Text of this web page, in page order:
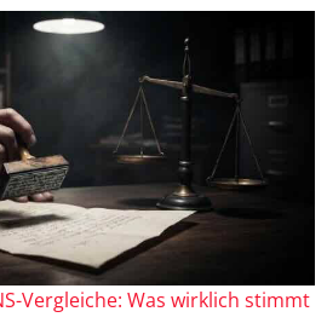
Vergleiche: Was wirklich stimmt